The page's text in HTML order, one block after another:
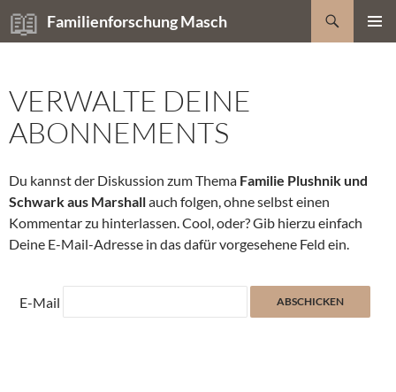
Zum
Inhalt
Familienforschung Masch
Suchen
VERWALTE DEINE
ABONNEMENTS
Du kannst der Diskussion zum Thema Familie Plushnik und
Schwark aus Marshallauch folgen, ohne selbst einen
Kommentar zu hinterlassen. Cool, oder? Gib hierzu einfach
Deine E-Mail-Adresse in das dafür vorgesehene Feld ein.
E-Mail